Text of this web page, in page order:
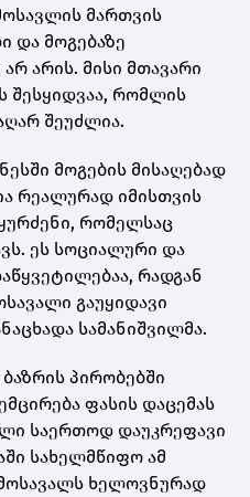
მართვის
და მოგებაზე
არის. მისი მთავარი
შესყიდვაა, რომლის
შეუძლია.
მოგების მისაღებად
რეალურად იმისთვის
რომელსაც
ეს სოციალური და
რადგან
გაუყიდავი
სამანიშვილმა.
პირობებში
ფასის დაცემას
საერთოდ დაუკრეფავი
სახელმწიფო ამ
ხელოვნურად